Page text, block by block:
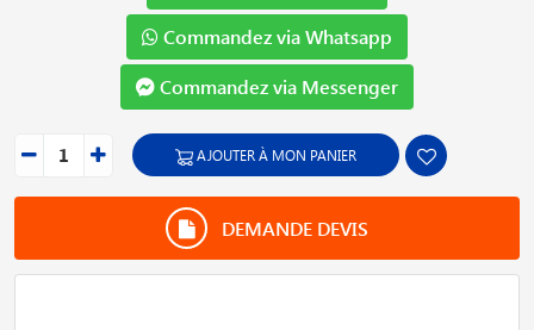
Commandez via Whatsapp
Commandez via Messenger
AJOUTER À MON PANIER
DEMANDE DEVIS